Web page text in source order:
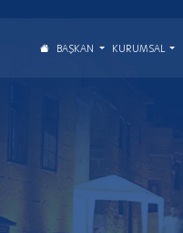
BAŞKAN KURUMSAL